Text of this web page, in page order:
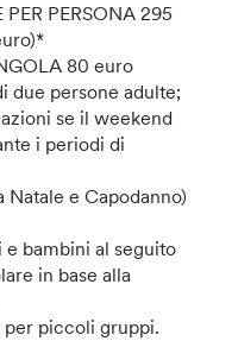
PERSONA 295
80 euro
due persone adulte;
se il weekend
i periodi di
e Capodanno)
bambini al seguito
in base alla
piccoli gruppi.